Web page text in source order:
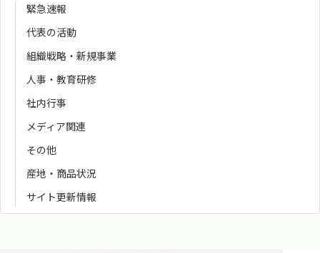
緊急速報
代表の活動
組織戦略・新規事業
人事・教育研修
社内行事
メディア関連
その他
産地・商品状況
サイト更新情報